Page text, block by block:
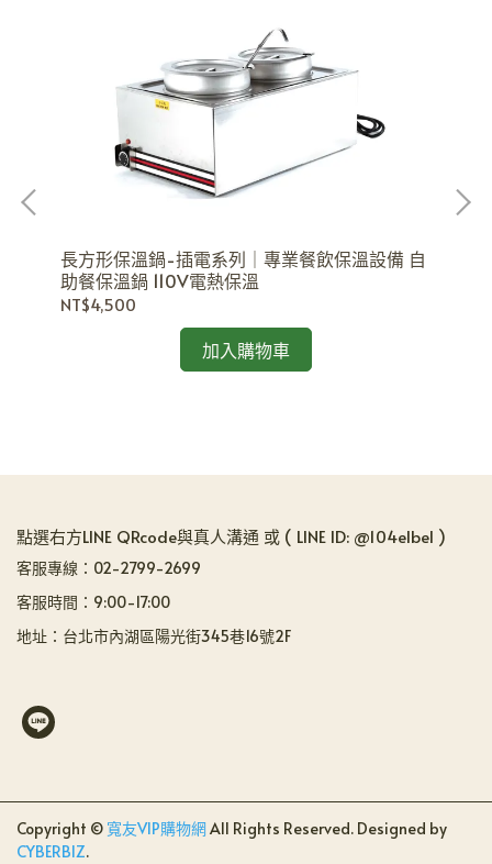
長方形保溫鍋-插電系列｜專業餐飲保溫設備 自
助餐保溫鍋 110V電熱保溫
NT$4,500
加入購物車
點選右方LINE QRcode與真人溝通 或 ( LINE ID: @104elbel )
客服專線：02-2799-2699
客服時間：9:00-17:00
地址：台北市內湖區陽光街345巷16號2F
Copyright © 寬友VIP購物網All Rights Reserved. Designed by
CYBERBIZ.